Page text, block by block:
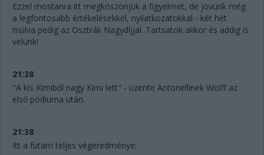
Ezzel mostanra itt megköszönjük a figyelmet, de jövünk még
a legfontosabb értékelésekkel, nyilatkozatokkal - két hét
múlva pedig az Osztrák Nagydíjjal. Tartsatok akkor és addig is
velünk!
21:38
"A kis Kimiből nagy Kimi lett" - üzente Antonellinek Wolff az
első pódiuma után.
21:38
Itt a futam teljes végeredménye: